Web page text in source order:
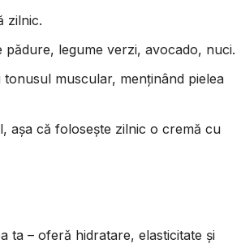
zilnic.
pădure, legume verzi, avocado, nuci.
muscular, menținând pielea
așa că folosește zilnic o cremă cu
ta – oferă hidratare, elasticitate și